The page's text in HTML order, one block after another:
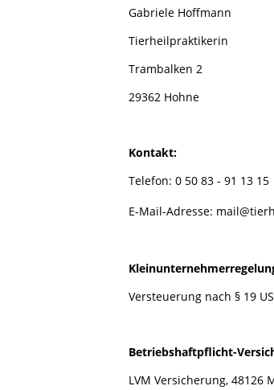
Gabriele Hoffmann
Tierheilpraktikerin
Trambalken 2
29362 Hohne
Kontakt:
Telefon: 0 50 83 - 91 13 15
E-Mail-Adresse:
Versteuerung nach § 19
Betriebshaftpflicht-
LVM Versicherung, 48126